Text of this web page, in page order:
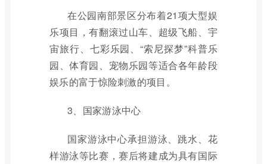
在公园南部景区分布着21项大型娱
乐项目，有翻滚过山车、超级飞船、宇
宙旅行、七彩乐园、“索尼探梦”科普乐
园、体育园、宠物乐园等适合各年龄段
娱乐的富于惊险刺激的项目。
3、国家游泳中心
国家游泳中心承担游泳、跳水、花
样游泳等比赛，赛后将建成为具有国际